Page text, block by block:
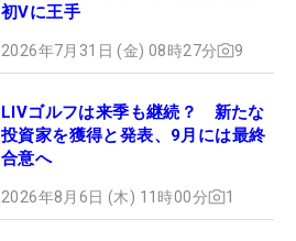
初Vに王手
2026年7月31日 (金) 08時27分 9
LIVゴルフは来季も継続？ 新たな
投資家を獲得と発表、9月には最終
合意へ
2026年8月6日 (木) 11時00分 1